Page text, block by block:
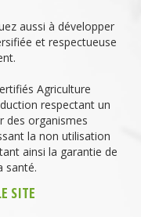
aussi à développer
et respectueuse
Agriculture
respectant un
des organismes
la non utilisation
ainsi la garantie de
santé.
SITE